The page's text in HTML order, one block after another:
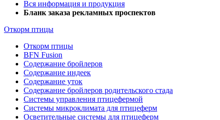
Вся информация и продукция
Бланк заказа рекламных проспектов
Откорм птицы
Откорм птицы
BFN Fusion
Содержание бройлеров
Содержание индеек
Содержание уток
Содержание бройлеров родительского стада
Системы управления птицефермой
Системы микроклимата для птицеферм
Осветительные системы для птицеферм